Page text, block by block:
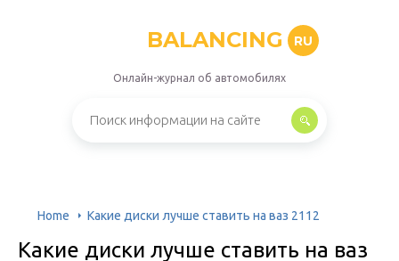
BALANCING RU
Онлайн-журнал об автомобилях
Home Какие диски лучше ставить на ваз 2112
Какие диски лучше ставить на ваз